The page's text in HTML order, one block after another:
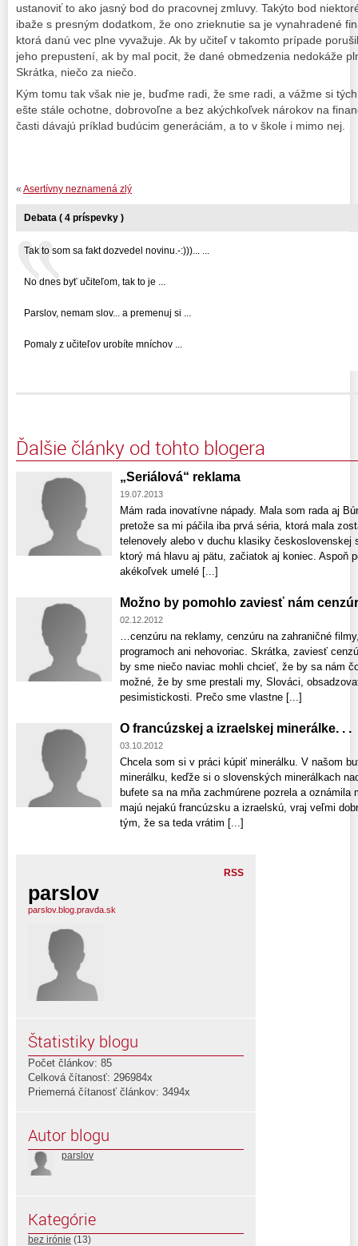
ustanoviť to ako jasný bod do pracovnej zmluvy. Takýto bod
ibaže s presným dodatkom, že ono zrieknutie sa je vynahradené
ktorá danú vec plne vyvažuje. Ak by učiteľ v takomto prípade
jeho prepustení, ak by mal pocit, že dané obmedzenia nedokáže
Skrátka, niečo za niečo.
Kým tomu tak však nie je, buďme radi, že sme radi, a vážme si
ešte stále ochotne, dobrovoľne a bez akýchkoľvek nárokov na
časti dávajú príklad budúcim generáciám, a to v škole i mimo nej.
« Asertívny neznamená zlý
Debata ( 4 príspevky )
Tak to som sa fakt dozvedel novinu.-:)))... ...
No dnes byť učiteľom, tak to je ...
Parslov, nemam slov... a premenuj si ...
Pomaly z učiteľov urobíte mníchov ...
Ďalšie články od tohto blogera
„Seriálová“ reklama
19.07.2013
Mám rada inovatívne nápady. Mala som rada aj
pretože sa mi páčila iba prvá séria, ktorá mala
telenovely alebo v duchu klasiky československej
ktorý má hlavu aj pätu, začiatok aj koniec. Aspoň
akékoľvek umelé [...]
Možno by pomohlo zaviesť nám
02.12.2012
…cenzúru na reklamy, cenzúru na zahraničné
programoch ani nehovoriac. Skrátka, zaviesť
by sme niečo naviac mohli chcieť, že by sa nám
možné, že by sme prestali my, Slováci,
pesimistickosti. Prečo sme vlastne [...]
O francúzskej a izraelskej minerálke. . .
03.10.2012
Chcela som si v práci kúpiť minerálku. V našom
minerálku, keďže si o slovenských minerálkach
bufete sa na mňa zachmúrene pozrela a
majú nejakú francúzsku a izraelskú, vraj veľmi
tým, že sa teda vrátim [...]
RSS
parslov
parslov.blog.pravda.sk
Štatistiky blogu
Počet článkov: 85
Celková čítanosť: 296984x
Priemerná čítanosť článkov: 3494x
Autor blogu
parslov
Kategórie
bez irónie (13)